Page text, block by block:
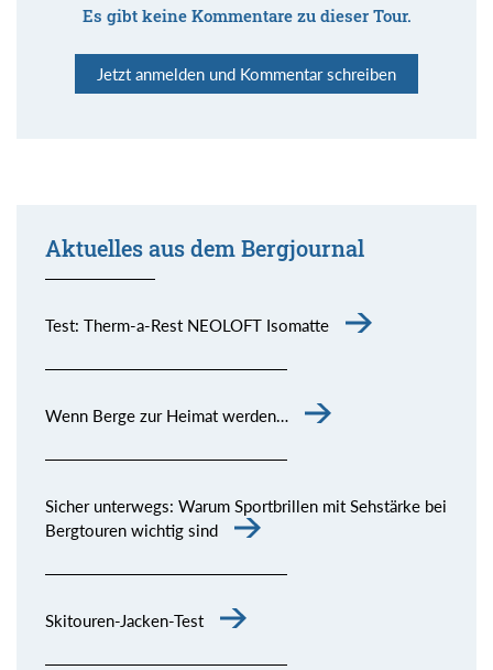
Es gibt keine Kommentare zu dieser Tour.
Jetzt anmelden und Kommentar schreiben
Aktuelles aus dem Bergjournal
Test: Therm-a-Rest NEOLOFT Isomatte
Wenn Berge zur Heimat werden…
Sicher unterwegs: Warum Sportbrillen mit Sehstärke bei
Bergtouren wichtig sind
Skitouren-Jacken-Test